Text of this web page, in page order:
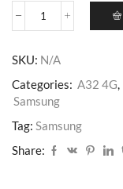
A32
SKU: N/A
Categories: A32 4G,
Samsung
Tag: Samsung
Share: